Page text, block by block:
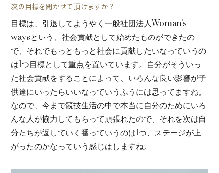
次の目標を聞かせて頂けますか？
目標は、引退してようやく一般社団法人Woman’s
waysという、社会貢献として始めたものができたの
で、それでもっともっと社会に貢献したいなっていうの
は1つ目標として重点を置いています。自分がそういっ
た社会貢献をすることによって、いろんな良い影響が子
供達にいったらいいなっていうふうには思ってますね。
なので、今まで競技生活の中で本当に自分のためにいろ
んな人が協力してもらって頑張れたので、それを次は自
分たちが返していく番っていうのは1つ、ステージが上
がったのかなっていう感じはしますね。